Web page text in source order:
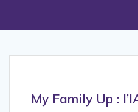
My Family Up :